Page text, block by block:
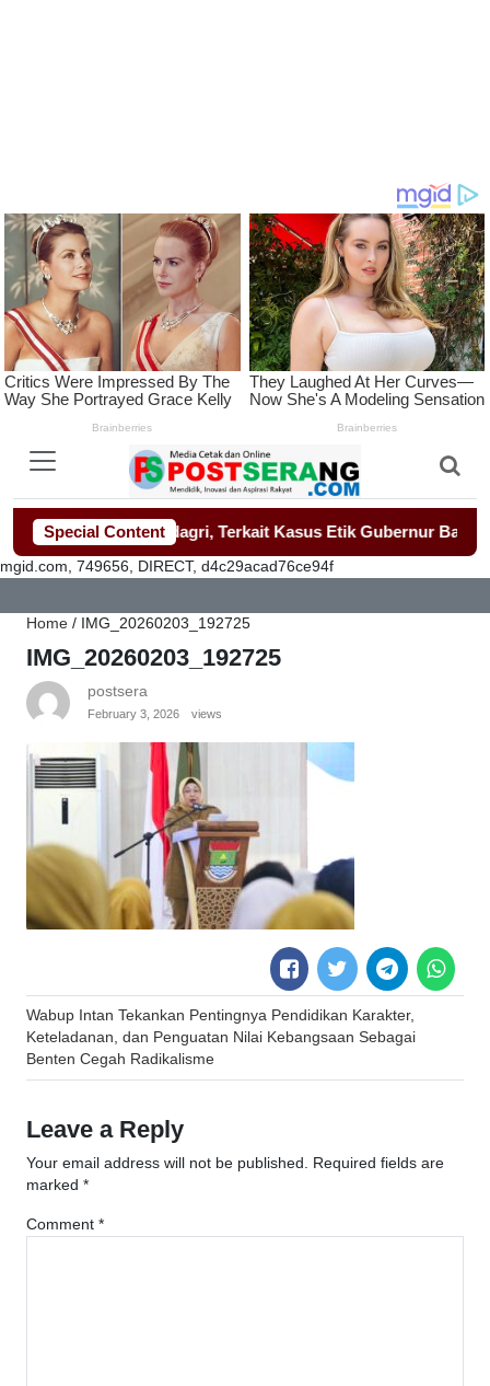
Special Content
Demo Kemendagri, Terkait Kasus Etik Gubernur Banten.-
mgid.com, 749656, DIRECT, d4c29acad76ce94f
Home / IMG_20260203_192725
IMG_20260203_192725
postsera
February 3, 2026 views
Post
navigation
Wabup Intan Tekankan Pentingnya Pendidikan Karakter,
Keteladanan, dan Penguatan Nilai Kebangsaan Sebagai
Benten Cegah Radikalisme
Leave a Reply
Your email address will not be published. Required fields are
marked *
Comment *